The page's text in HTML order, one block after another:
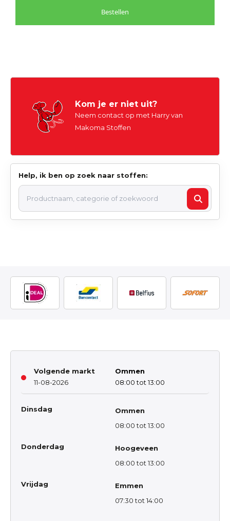
Bestellen
Kom je er niet uit?
Neem contact op met Harry van
Makoma Stoffen
Help, ik ben op zoek naar stoffen:
Volgende markt
11-08-2026
Ommen
08:00 tot 13:00
Dinsdag
Ommen
08:00 tot 13:00
Donderdag
Hoogeveen
08:00 tot 13:00
Vrijdag
Emmen
07:30 tot 14:00